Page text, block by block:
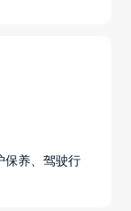
保养、驾驶行